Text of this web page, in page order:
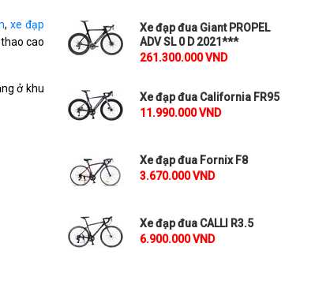
,xe đạp
cao
ở khu
Xe đạp đua Giant PROPEL
ADV SL 0 D 2021***
261.300.000 VND
Xe đạp đua California FR95
11.990.000 VND
Xe đạp đua Fornix F8
3.670.000 VND
Xe đạp đua CALLI R3.5
6.900.000 VND